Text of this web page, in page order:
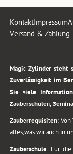
KontaktImpressum
Versand & Zahlung
Magic Zylinder steht
Zuverlässigkeit im
Sie viele
Zauberschulen,
Zauberrequisiten:
alles, was wir auch in
Zauberschule: Für die